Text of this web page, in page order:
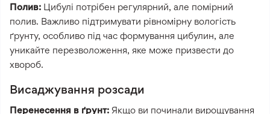
Полив: Цибулі потрібен регулярний, але помірний
полив. Важливо підтримувати рівномірну вологість
ґрунту, особливо під час формування цибулин, але
уникайте перезволоження, яке може призвести до
хвороб.
Висаджування розсади
Перенесення в ґрунт: Якщо ви починали вирощування